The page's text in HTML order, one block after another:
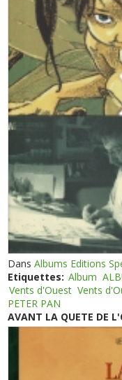
DansAlbums Editions
Etiquettes: Album
Vents d'Ouest Vents
PETER PAN
AVANT LA QUETE DE